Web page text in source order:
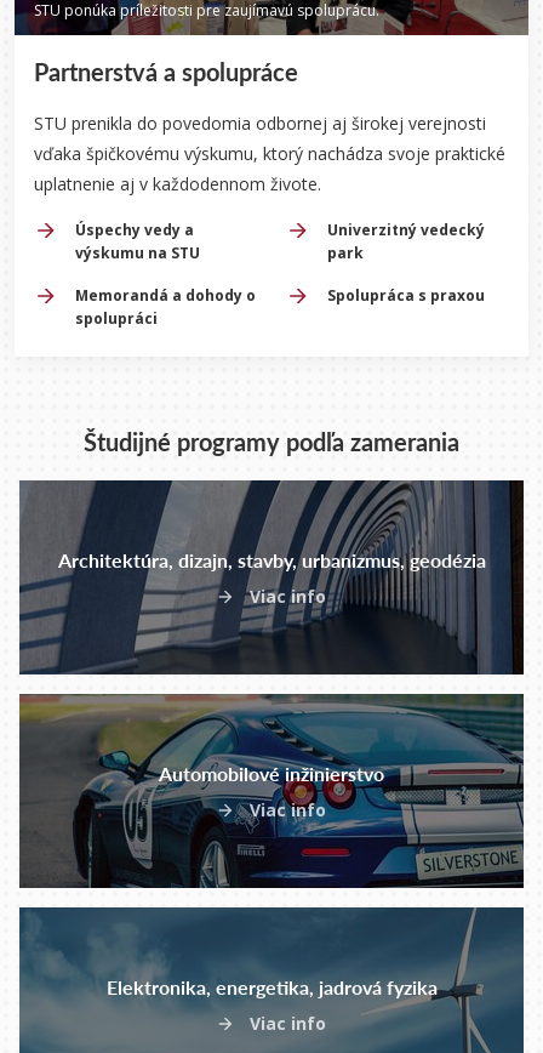
Partnerstvá a spolupráce
STU prenikla do povedomia odbornej aj širokej verejnosti
vďaka špičkovému výskumu, ktorý nachádza svoje praktické
uplatnenie aj v každodennom živote.
Úspechy vedy a
výskumu na STU
Memorandá a dohody o
spolupráci
Univerzitný vedecký
park
Spolupráca s praxou
STU ponúka príležitosti pre zaujímavú spoluprácu.
Študijné programy podľa zamerania
Architektúra, dizajn, stavby, urbanizmus, geodézia
Viac info
Automobilové inžinierstvo
Viac info
Elektronika, energetika, jadrová fyzika
Viac info